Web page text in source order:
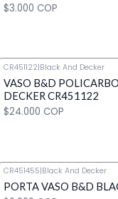
$3.000 COP
Cantidad
CR451122|Black And Decker
VASO B&D
DECKER CR451122
$24.000 COP
Cantidad
CR451455|Black And Decker
PORTA VASO B&D